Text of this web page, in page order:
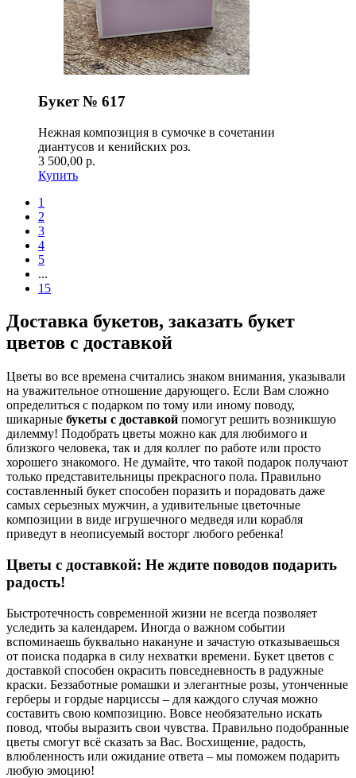
Букет № 617
Нежная композиция в сумочке в сочетании
диантусов и кенийских роз.
3 500,00 р.
Купить
1
2
3
4
5
...
15
Доставка букетов, заказать букет
цветов с доставкой
Цветы во все времена считались знаком внимания, указывали
на уважительное отношение дарующего. Если Вам сложно
определиться с подарком по тому или иному поводу,
шикарные букеты с доставкой помогут решить возникшую
дилемму! Подобрать цветы можно как для любимого и
близкого человека, так и для коллег по работе или просто
хорошего знакомого. Не думайте, что такой подарок получают
только представительницы прекрасного пола. Правильно
составленный букет способен поразить и порадовать даже
самых серьезных мужчин, а удивительные цветочные
композиции в виде игрушечного медведя или корабля
приведут в неописуемый восторг любого ребенка!
Цветы с доставкой: Не ждите поводов подарить
радость!
Быстротечность современной жизни не всегда позволяет
уследить за календарем. Иногда о важном событии
вспоминаешь буквально накануне и зачастую отказываешься
от поиска подарка в силу нехватки времени. Букет цветов с
доставкой способен окрасить повседневность в радужные
краски. Беззаботные ромашки и элегантные розы, утонченные
герберы и гордые нарциссы – для каждого случая можно
составить свою композицию. Вовсе необязательно искать
повод, чтобы выразить свои чувства. Правильно подобранные
цветы смогут всё сказать за Вас. Восхищение, радость,
влюбленность или ожидание ответа – мы поможем подарить
любую эмоцию!